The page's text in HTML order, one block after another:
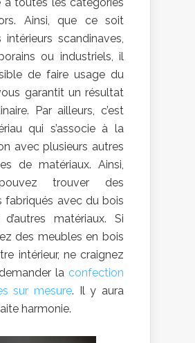
Ainsi, que ce soit
scandinaves,
ou industriels, il
de faire usage du
garantit un résultat
Par ailleurs, c’est
qui s’associe à la
avec plusieurs autres
de matériaux. Ainsi,
trouver des
fabriqués avec du bois
matériaux. Si
des meubles en bois
intérieur, ne craignez
la confection
sur mesure. Il y aura
harmonie.